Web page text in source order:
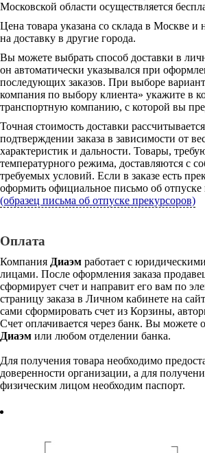
Московской области осуществляется
Цена товара указана со склада в Москве и
на доставку в другие города.
Вы можете выбрать способ доставки в
он автоматически указывался при
последующих заказов. При выборе
компания по выбору клиента» укажите в
транспортную компанию, с которой вы
Точная стоимость доставки
подтверждении заказа в зависимости от
характеристик и дальности. Товары,
температурного режима, доставляются с
требуемых условий. Если в заказе есть
оформить официальное письмо об отпуске
(образец письма об отпуске прекурсоров)
Оплата
Компания Диаэм работает с
лицами. После оформления заказа
сформирует счет и направит его вам по
страницу заказа в Личном кабинете на
сами сформировать счет из Корзины,
Счет оплачивается через банк. Вы можете
Диаэм или любом отделении банка.
Для получения товара необходимо
доверенности организации, а для
физическим лицом необходим паспорт.